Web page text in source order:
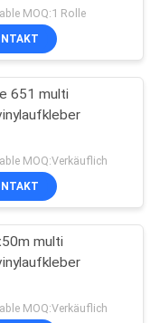
MOQ:1 Rolle
651 multi
MOQ:Verkäuflich
multi
MOQ:Verkäuflich